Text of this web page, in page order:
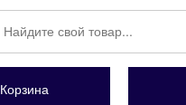
Корзина